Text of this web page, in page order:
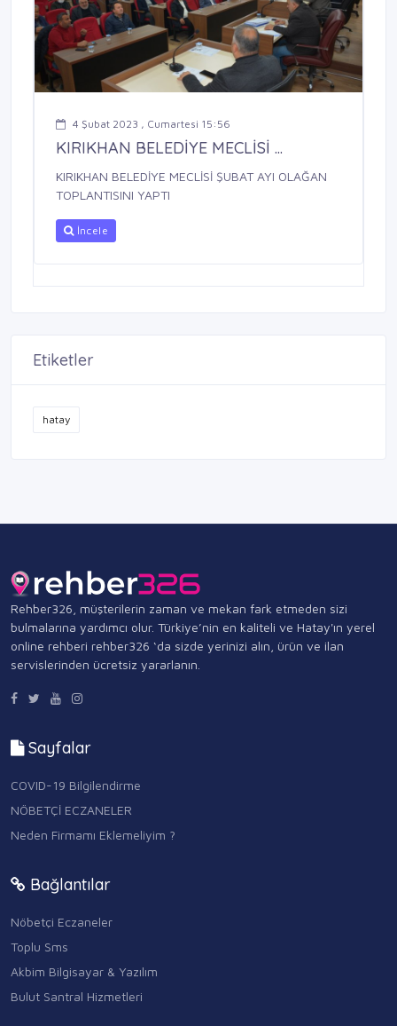
4 Şubat 2023 , Cumartesi 15:56
KIRIKHAN BELEDİYE MECLİSİ ...
KIRIKHAN BELEDİYE MECLİSİ ŞUBAT AYI OLAĞAN
TOPLANTISINI YAPTI
İncele
Etiketler
hatay
Rehber326, müşterilerin zaman ve mekan fark etmeden sizi
bulmalarına yardımcı olur. Türkiye’nin en kaliteli ve Hatay'ın yerel
online rehberi rehber326 ‘da sizde yerinizi alın, ürün ve ilan
servislerinden ücretsiz yararlanın.
Sayfalar
COVID-19 Bilgilendirme
NÖBETÇİ ECZANELER
Neden Firmamı Eklemeliyim ?
Bağlantılar
Nöbetçi Eczaneler
Toplu Sms
Akbim Bilgisayar & Yazılım
Bulut Santral Hizmetleri